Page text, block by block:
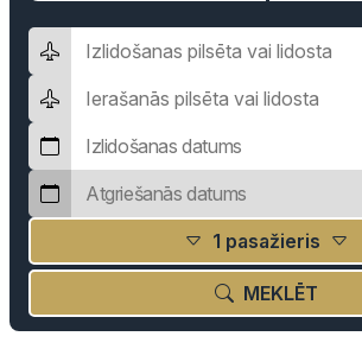
1 pasažieris
MEKLĒT